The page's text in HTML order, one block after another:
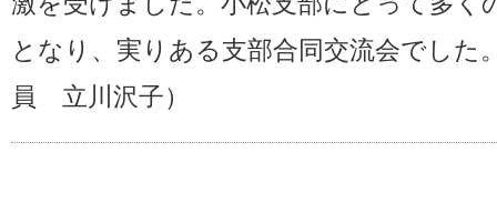
となり、実りある支部合同交流会でした
員 立川沢子）